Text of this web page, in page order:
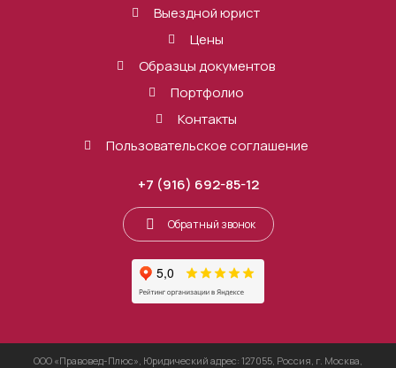
Выездной юрист
Цены
Образцы документов
Портфолио
Контакты
Пользовательское соглашение
+7 (916) 692-85-12
Обратный звонок
ООО «Правовед-Плюс», Юридический адрес: 127055, Россия, г. Москва,